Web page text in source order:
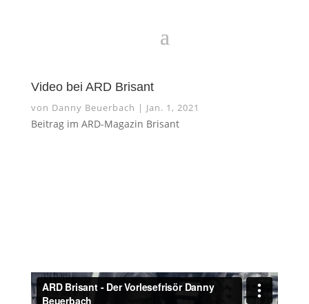
Video bei ARD Brisant
von Danny Beuerbach | Jan. 1, 2021
Beitrag im ARD-Magazin Brisant